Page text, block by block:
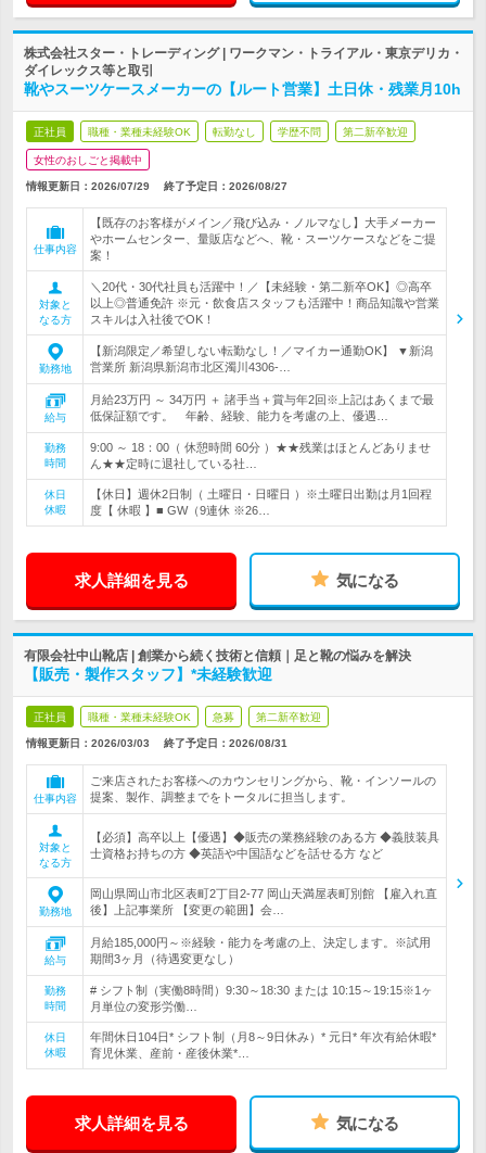
株式会社スター・トレーディング | ワークマン・トライアル・東京デリカ・
ダイレックス等と取引
靴やスーツケースメーカーの【ルート営業】土日休・残業月10h
正社員 職種・業種未経験OK 転勤なし 学歴不問 第二新卒歓迎
女性のおしごと掲載中
情報更新日：2026/07/29 終了予定日： 2026/08/27
仕事内容
【既存のお客様がメイン／飛び込み・ノルマなし】大手メーカー
やホームセンター、量販店などへ、靴・スーツケースなどをご提
案！
対象と
なる方
＼20代・30代社員も活躍中！／【未経験・第二新卒OK】◎高卒
以上◎普通免許 ※元・飲食店スタッフも活躍中！商品知識や営業
スキルは入社後でOK！
勤務地
【新潟限定／希望しない転勤なし！／マイカー通勤OK】 ▼新潟
営業所 新潟県新潟市北区濁川4306-…
給与
月給23万円 ～ 34万円 ＋ 諸手当＋賞与年2回※上記はあくまで最
低保証額です。 年齢、経験、能力を考慮の上、優遇…
勤務
時間
9:00 ～ 18：00（ 休憩時間 60分 ）★★残業はほとんどありませ
ん★★定時に退社している社…
休日
休暇
【休日】週休2日制（ 土曜日・日曜日 ）※土曜日出勤は月1回程
度【 休暇 】■ GW（9連休 ※26…
求人詳細を見る 気になる
有限会社中山靴店 | 創業から続く技術と信頼｜足と靴の悩みを解決
【販売・製作スタッフ】*未経験歓迎
正社員 職種・業種未経験OK 急募 第二新卒歓迎
情報更新日：2026/03/03 終了予定日： 2026/08/31
仕事内容
ご来店されたお客様へのカウンセリングから、靴・インソールの
提案、製作、調整までをトータルに担当します。
対象と
なる方
【必須】高卒以上【優遇】◆販売の業務経験のある方 ◆義肢装具
士資格お持ちの方 ◆英語や中国語などを話せる方 など
勤務地
岡山県岡山市北区表町2丁目2-77 岡山天満屋表町別館 【雇入れ直
後】上記事業所 【変更の範囲】会…
給与
月給185,000円～※経験・能力を考慮の上、決定します。※試用
期間3ヶ月（待遇変更なし）
勤務
時間
# シフト制（実働8時間）9:30～18:30 または 10:15～19:15※1ヶ
月単位の変形労働…
休日
休暇
年間休日104日* シフト制（月8～9日休み）* 元日* 年次有給休暇*
育児休業、産前・産後休業*…
求人詳細を見る 気になる